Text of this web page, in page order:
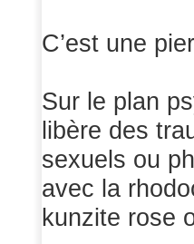
C’est une
Sur le plan
libère des
sexuels ou
avec la
kunzite rose